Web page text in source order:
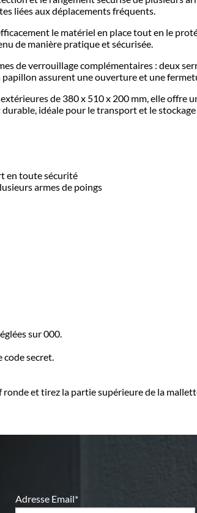
liées aux déplacements fréquents.
le matériel en place tout en le
de manière pratique et sécurisée.
de verrouillage complémentaires : deux
assurent une ouverture et une
de 380 x 510 x 200 mm, elle offre
idéale pour le transport et le
en toute sécurité
armes de poings
sur 000.
secret.
et tirez la partie supérieure de la
Adresse Email*